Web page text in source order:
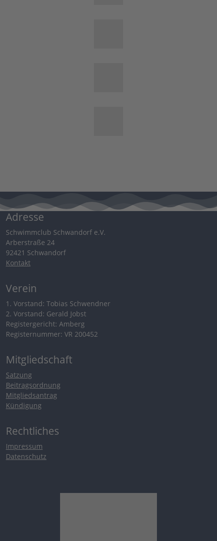
Adresse
Schwimmclub Schwandorf e.V.
Arberstraße 24
92421 Schwandorf
Kontakt
Verein
1. Vorstand: Tobias Schwendner
2. Vorstand: Gerald Jobst
Registergericht: Amberg
Registernummer: VR 200452
Mitgliedschaft
Satzung
Beitragsordnung
Mitgliedsantrag
Kündigung
Rechtliches
Impressum
Datenschutz